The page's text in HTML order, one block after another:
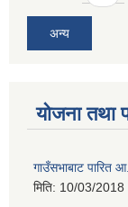
अन्य
योजना तथा
गाउँसभाबाट पारित
मिति: 10/03/2018